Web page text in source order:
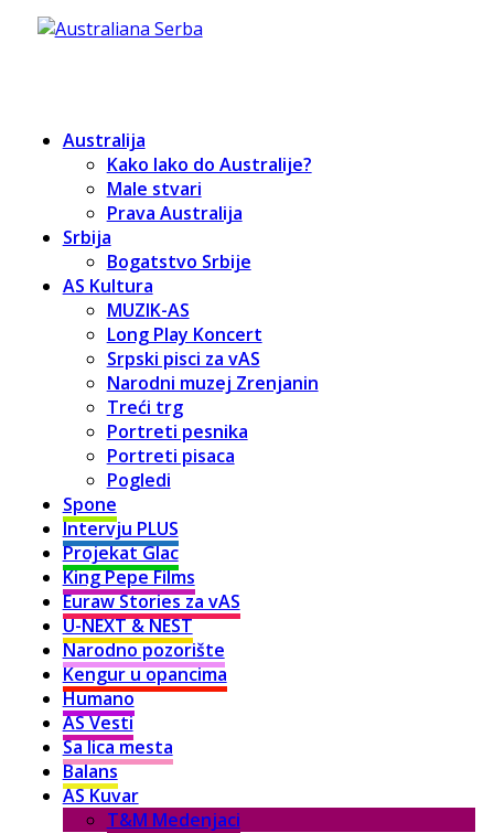
Australija
Kako lako do Australije?
Male stvari
Prava Australija
Srbija
Bogatstvo Srbije
AS Kultura
MUZIK-AS
Long Play Koncert
Srpski pisci za vAS
Narodni muzej Zrenjanin
Treći trg
Portreti pesnika
Portreti pisaca
Pogledi
Spone
Intervju PLUS
Projekat Glac
King Pepe Films
Euraw Stories za vAS
U-NEXT & NEST
Narodno pozorište
Kengur u opancima
Humano
AS Vesti
Sa lica mesta
Balans
AS Kuvar
T&M Medenjaci